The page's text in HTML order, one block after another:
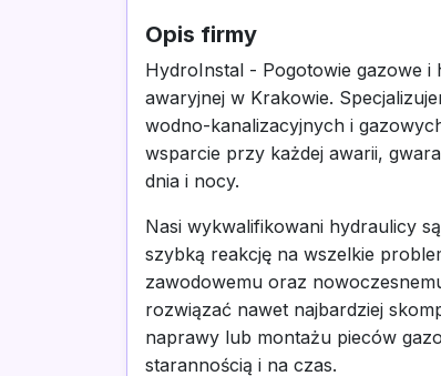
Opis firmy
HydroInstal - Pogotowie gazowe
awaryjnej w Krakowie.
wodno-kanalizacyjnych i
wsparcie przy każdej awarii,
dnia i nocy.
Nasi wykwalifikowani hydraulicy
szybką reakcję na wszelkie
zawodowemu oraz
rozwiązać nawet najbardziej
naprawy lub montażu pieców
starannością i na czas.